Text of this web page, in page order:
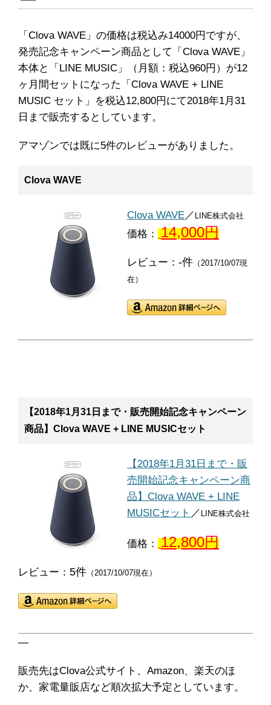
「Clova WAVE」の価格は税込み14000円ですが、
発売記念キャンペーン商品として「Clova WAVE」
本体と「LINE MUSIC」（月額：税込960円）が12
ヶ月間セットになった「Clova WAVE + LINE
MUSIC セット」を税込12,800円にて2018年1月31
日まで販売するとしています。
アマゾンでは既に5件のレビューがありました。
Clova WAVE
Clova WAVE／ LINE株式会社
価格： 14,000円
レビュー： -件 （2017/10/07現
在）
【2018年1月31日まで・販売開始記念キャンペーン
商品】Clova WAVE + LINE MUSICセット
【2018年1月31日まで・販
売開始記念キャンペーン商
品】Clova WAVE + LINE
MUSICセット ／ LINE株式会社
価格： 12,800円
レビュー： 5件 （2017/10/07現在）
―
販売先はClova公式サイト、Amazon、楽天のほ
か、家電量販店など順次拡大予定としています。